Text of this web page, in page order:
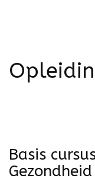
Basis
Gezondheid